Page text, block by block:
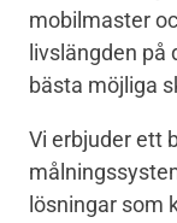
mobilmaster
livslängden
bästa möjliga
Vi erbjuder ett
lösningar som